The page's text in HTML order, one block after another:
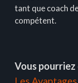
tant que coach
compétent.
Vous
Les